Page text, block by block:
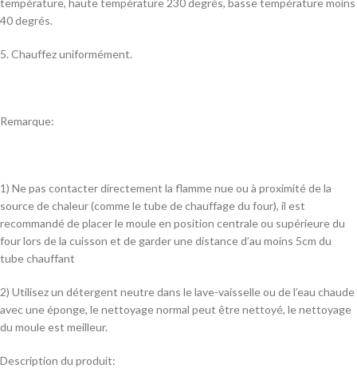
température, haute température 230 degrés, basse température moins
40 degrés.
5. Chauffez uniformément.
Remarque:
1) Ne pas contacter directement la flamme nue ou à proximité de la
source de chaleur (comme le tube de chauffage du four), il est
recommandé de placer le moule en position centrale ou supérieure du
four lors de la cuisson et de garder une distance d’au moins 5cm du
tube chauffant
2) Utilisez un détergent neutre dans le lave-vaisselle ou de l’eau chaude
avec une éponge, le nettoyage normal peut être nettoyé, le nettoyage
du moule est meilleur.
Description du produit: